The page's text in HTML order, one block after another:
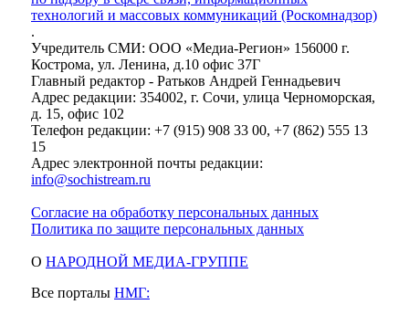
технологий и массовых коммуникаций (Роскомнадзор)
.
Учредитель СМИ: ООО «Медиа-Регион» 156000 г.
Кострома, ул. Ленина, д.10 офис 37Г
Главный редактор - Ратьков Андрей Геннадьевич
Адрес редакции: 354002, г. Сочи, улица Черноморская,
д. 15, офис 102
Телефон редакции: +7 (915) 908 33 00, +7 (862) 555 13
15
Адрес электронной почты редакции:
info@sochistream.ru
Согласие на обработку персональных данных
Политика по защите персональных данных
О НАРОДНОЙ МЕДИА-ГРУППЕ
Все порталы НМГ: